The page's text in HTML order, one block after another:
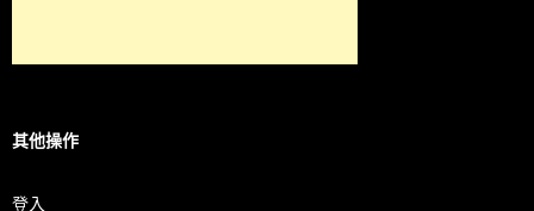
其他操作
登入